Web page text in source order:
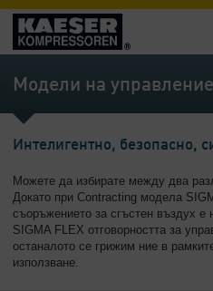
Продукти
-
Преглед
-
Услуги
-
Преглед
Модели на управление
Интелигентно, безопасно,
Можете да избирате между два
Докато при Contracting модела
съоръжението за сгъстен въздух
SIGMA FLEX отговорността за
останалото се грижим ние в
използване.